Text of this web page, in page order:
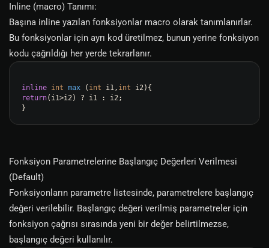
Inline (macro) Tanımı:
Başına inline yazılan fonksiyonlar macro olarak tanımlanırlar.
Bu fonksiyonlar için ayrı kod üretilmez, bunun yerine fonksiyon
kodu çağrıldığı her yerde tekrarlanır.
inline int max ( int i1, int i2)
return(i1>i2) ? i1 : i2;
Fonksiyon Parametrelerine Başlangıç Değerleri Verilmesi
(Default)
Fonksiyonların parametre listesinde, parametrelere başlangıç
değeri verilebilir. Başlangıç değeri verilmiş parametreler için
fonksiyon çağrısı sırasında yeni bir değer belirtilmezse,
başlangıç değeri kullanılır.